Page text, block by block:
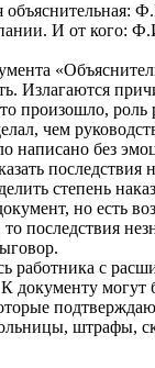
И от кого:
Излагаются
произошло,
чем
написано без
последствия
степень
но есть
то последствия
работника с
документу могут
штрафы,